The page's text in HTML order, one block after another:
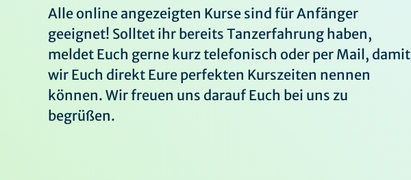
Alle online angezeigten Kurse sind für Anfänger
geeignet! Solltet ihr bereits Tanzerfahrung haben,
meldet Euch gerne kurz telefonisch oder per Mail, damit
wir Euch direkt Eure perfekten Kurszeiten nennen
können. Wir freuen uns darauf Euch bei uns zu
begrüßen.